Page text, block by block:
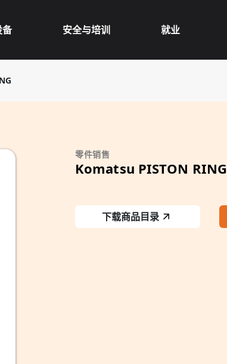
备 安全与培训 就业
零件销售
Komatsu PISTON RING
下载商品目录